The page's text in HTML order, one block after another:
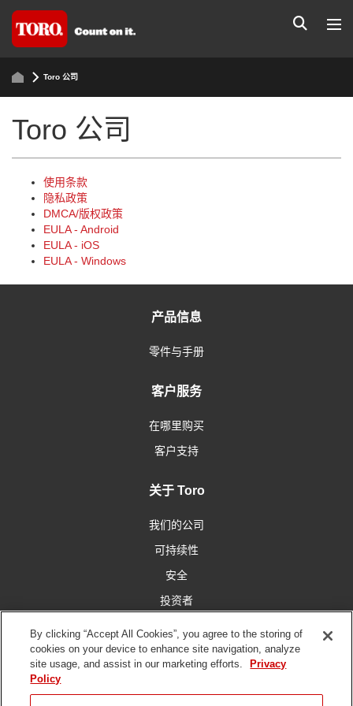
Toro 公司
Toro 公司
使用条款
隐私政策
DMCA/版权政策
EULA - Android
EULA - iOS
EULA - Windows
产品信息
零件与手册
客户服务
在哪里购买
客户支持
关于 Toro
我们的公司
可持续性
安全
投资者
与我们联系
By clicking “Accept All Cookies”, you agree to the storing of
cookies on your device to enhance site navigation, analyze
site usage, and assist in our marketing efforts.
Privacy
Policy